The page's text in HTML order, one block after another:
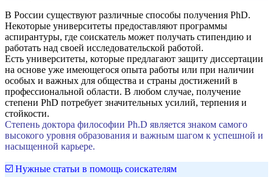
В России существуют различные способы получения PhD.
Некоторые университеты предоставляют программы
аспирантуры, где соискатель может получать стипендию и
работать над своей исследовательской работой.
Есть университеты, которые предлагают защиту диссертации
на основе уже имеющегося опыта работы или при наличии
особых и важных для общества и страны достижений в
профессиональной области. В любом случае, получение
степени PhD потребует значительных усилий, терпения и
стойкости.
Степень доктора философии Ph.D является знаком самого
высокого уровня образования и важным шагом к успешной и
насыщенной карьере.
☑️ Нужные статьи в помощь соискателям